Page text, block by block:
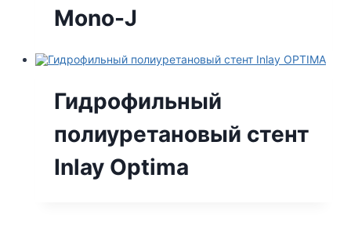
Mono-J
Гидрофильный
полиуретановый стент
Inlay Optima